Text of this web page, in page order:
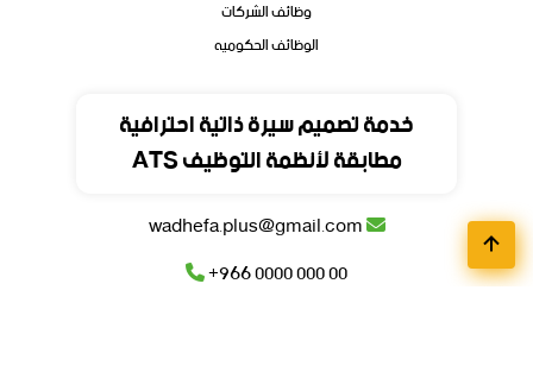
خدمة تصميم سيرة ذاتية احترافية
مطابقة لأنظمة التوظيف ATS
وظائف الشركات
الوظائف الحكوميه
المملكة العربية السعودية
+966 0000 000 00